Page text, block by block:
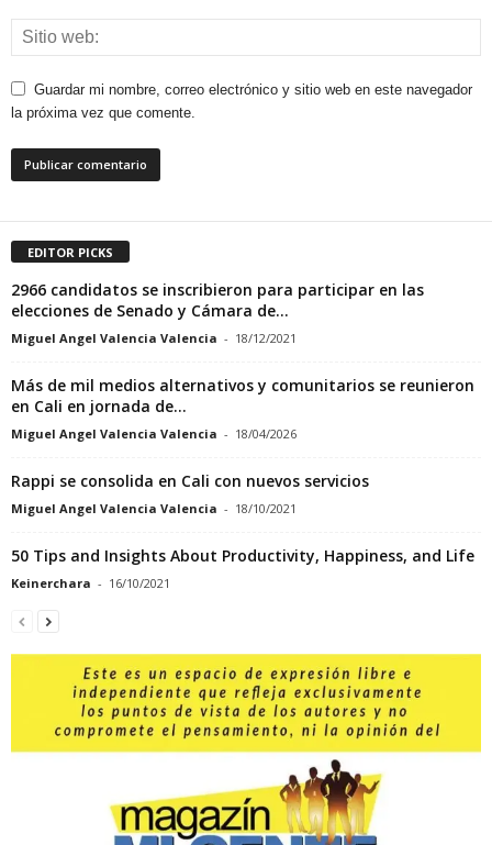
Guardar mi nombre, correo electrónico y sitio web en este navegador
la próxima vez que comente.
EDITOR PICKS
2966 candidatos se inscribieron para participar en las
elecciones de Senado y Cámara de...
Miguel Angel Valencia Valencia - 18/12/2021
Más de mil medios alternativos y comunitarios se reunieron
en Cali en jornada de...
Miguel Angel Valencia Valencia - 18/04/2026
Rappi se consolida en Cali con nuevos servicios
Miguel Angel Valencia Valencia - 18/10/2021
50 Tips and Insights About Productivity, Happiness, and Life
Keinerchara - 16/10/2021